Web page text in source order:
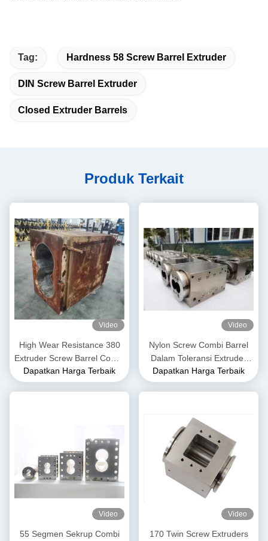
Tag: Hardness 58 Screw Barrel Extruder
DIN Screw Barrel Extruder
Closed Extruder Barrels
Produk Terkait
Video
High Wear Resistance 380
Extruder Screw Barrel Combi
Barrel Untuk Petrokimia
Dapatkan Harga Terbaik
Video
Nylon Screw Combi Barrel
Dalam Toleransi Extruder
0.02mm Untuk Mesin
Ekstrusi Plastik
Dapatkan Harga Terbaik
Video
55 Segmen Sekrup Combi
Video
170 Twin Screw Extruders